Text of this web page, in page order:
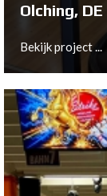
Olching, DE
Bekijk project ...